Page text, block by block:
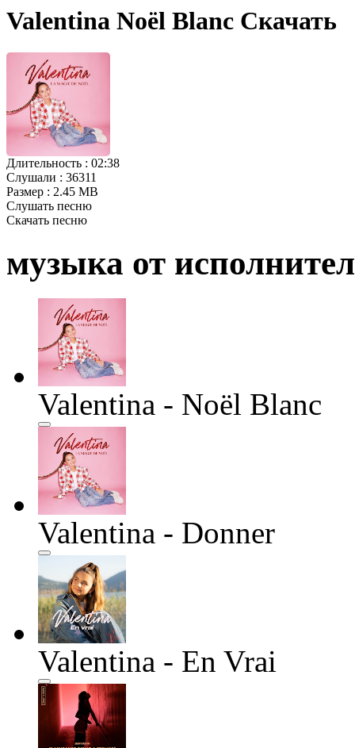
Valentina Noël Blanc Скачать
Длительность : 02:38
Слушали : 36311
Размер : 2.45 MB
Слушать песню
Скачать песню
музыка от
Valentina - Noël Blanc
Valentina - Donner
Valentina - En Vrai